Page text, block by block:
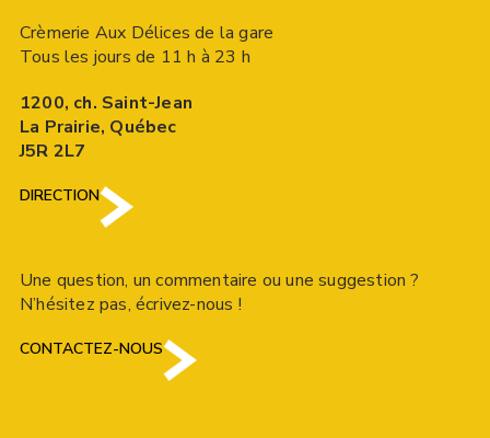
Crèmerie Aux Délices de la gare
Tous les jours de 11 h à 23 h
1200, ch. Saint-Jean
La Prairie, Québec
J5R 2L7
DIRECTION
Une question, un commentaire ou une suggestion ?
N’hésitez pas, écrivez-nous !
CONTACTEZ-NOUS